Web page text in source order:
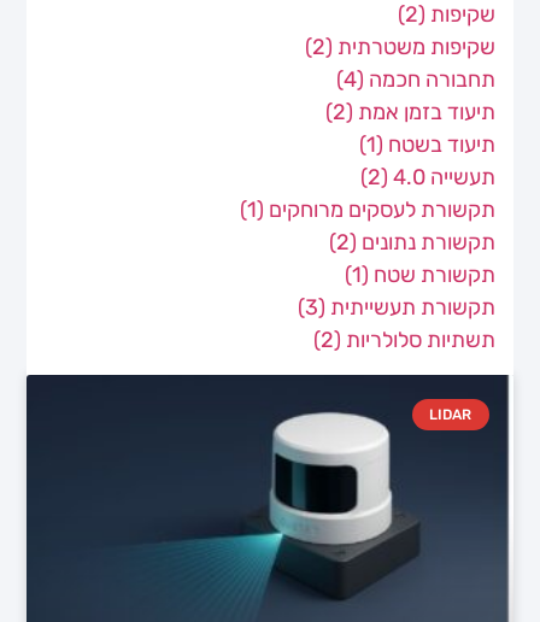
LIDAR
שקיפות (2)
שקיפות משטרתית (2)
תחבורה חכמה (4)
תיעוד בזמן אמת (2)
תיעוד בשטח (1)
תעשייה 4.0
(2)
תקשורת לעסקים מרוחקים (1)
תקשורת נתונים (2)
תקשורת שטח (1)
תקשורת תעשייתית (3)
תשתיות סלולריות (2)